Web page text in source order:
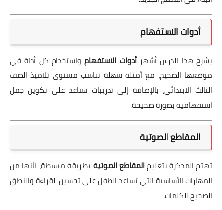
أدوات الاستفهام
يشرح هذا الدرس أشهرأدوات الاستفهامواستخدام كل أداة في
موضعها الصحيح، مع أمثلة سهلة تناسب مستوى تلاميذ الصف
الثالث الابتدائي، بالإضافة إلى تدريبات تساعد على تكوين جمل
استفهامية بصورة صحيحة.
المقاطع الصوتية
تهتم المذكرة بتعليمالمقاطع الصوتية بطريقة مبسطة، لأنها من
المهارات الأساسية التي تساعد الطفل على تحسين القراءة والنطق
الصحيح للكلمات.